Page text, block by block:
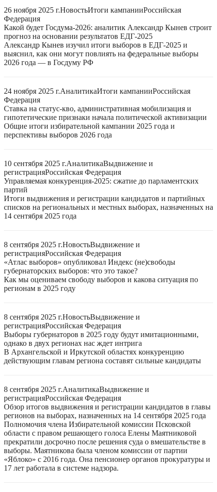
26 ноября 2025 г.НовостьИтоги кампанииРоссийская
Федерация
Какой будет Госдума-2026: аналитик Александр Кынев строит
прогноз на основании результатов ЕДГ-2025
Александр Кынев изучил итоги выборов в ЕДГ-2025 и
выяснил, как они могут повлиять на федеральные выборы
2026 года — в Госдуму РФ
24 ноября 2025 г.АналитикаИтоги кампанииРоссийская
Федерация
Ставка на статус-кво, административная мобилизация и
гипотетические признаки начала политической активизации
Общие итоги избирательной кампании 2025 года и
перспективы выборов 2026 года
10 сентября 2025 г.АналитикаВыдвижение и
регистрацияРоссийская Федерация
Управляемая конкуренция-2025: сжатие до парламентских
партий
Итоги выдвижения и регистрации кандидатов и партийных
списков на региональных и местных выборах, назначенных на
14 сентября 2025 года
8 сентября 2025 г.НовостьВыдвижение и
регистрацияРоссийская Федерация
«Атлас выборов» опубликовал Индекс (не)свободы
губернаторских выборов: что это такое?
Как мы оцениваем свободу выборов и какова ситуация по
регионам в 2025 году
8 сентября 2025 г.НовостьВыдвижение и
регистрацияРоссийская Федерация
Выборы губернаторов в 2025 году будут имитационными,
однако в двух регионах нас ждет интрига
В Архангельской и Иркутской областях конкуренцию
действующим главам региона составят сильные кандидаты
8 сентября 2025 г.АналитикаВыдвижение и
регистрацияРоссийская Федерация
Обзор итогов выдвижения и регистрации кандидатов в главы
регионов на выборах, назначенных на 14 сентября 2025 года
Полномочия члена Избирательной комиссии Псковской
области с правом решающего голоса Елены Маятниковой
прекратили досрочно после решения суда о вмешательстве в
выборы. Маятникова была членом комиссии от партии
«Яблоко» с 2016 года. Она пенсионер органов прокуратуры и
17 лет работала в системе надзора.